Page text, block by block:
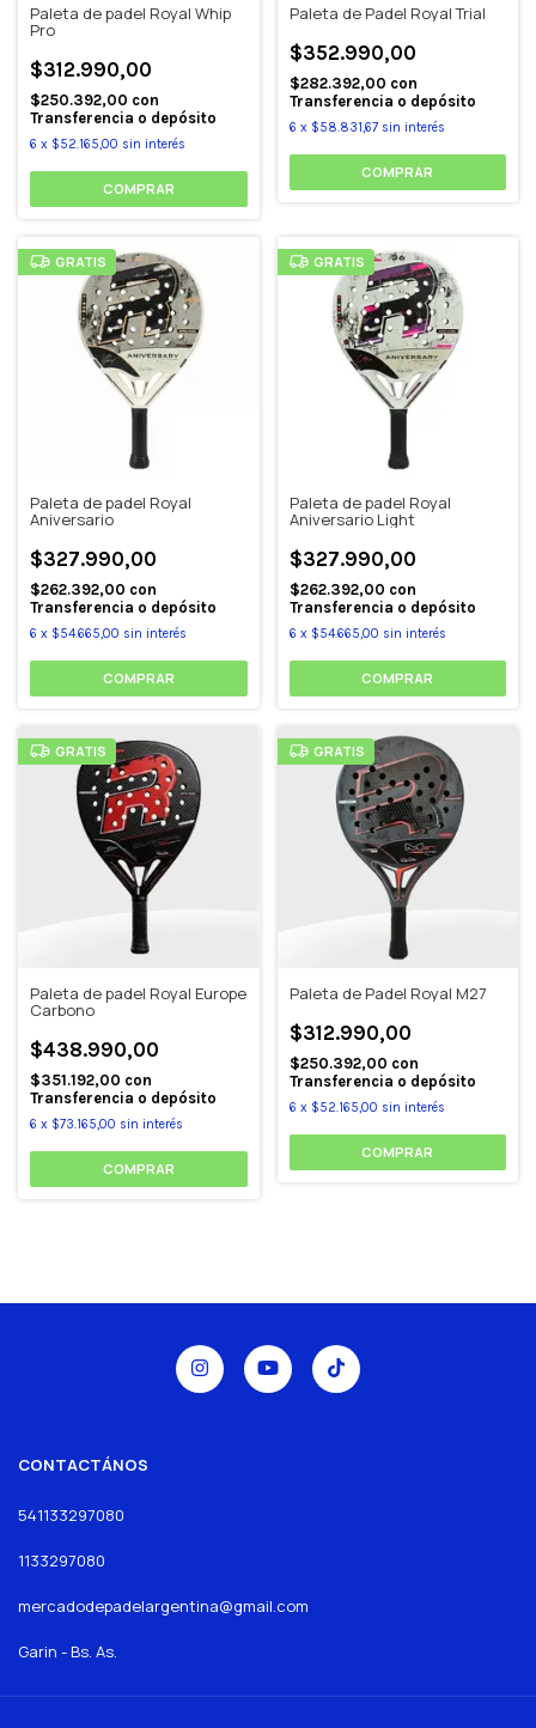
Paleta de padel Royal Whip
Pro
$312.990,00
$250.392,00 con
Transferencia o depósito
6 x $52.165,00 sin interés
Paleta de Padel Royal Trial
$352.990,00
$282.392,00 con
Transferencia o depósito
6 x $58.831,67 sin interés
GRATIS
Paleta de padel Royal
Aniversario
$327.990,00
$262.392,00 con
Transferencia o depósito
6 x $54.665,00 sin interés
GRATIS
Paleta de padel Royal
Aniversario Light
$327.990,00
$262.392,00 con
Transferencia o depósito
6 x $54.665,00 sin interés
GRATIS
Paleta de padel Royal Europe
Carbono
$438.990,00
$351.192,00 con
Transferencia o depósito
6 x $73.165,00 sin interés
GRATIS
Paleta de Padel Royal M27
$312.990,00
$250.392,00 con
Transferencia o depósito
6 x $52.165,00 sin interés
CONTACTÁNOS
541133297080
1133297080
mercadodepadelargentina@gmail.com
Garin - Bs. As.